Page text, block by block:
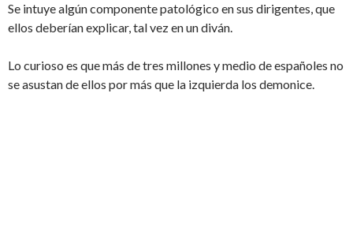
Se intuye algún componente patológico en sus dirigentes, que
ellos deberían explicar, tal vez en un diván.
Lo curioso es que más de tres millones y medio de españoles no
se asustan de ellos por más que la izquierda los demonice.